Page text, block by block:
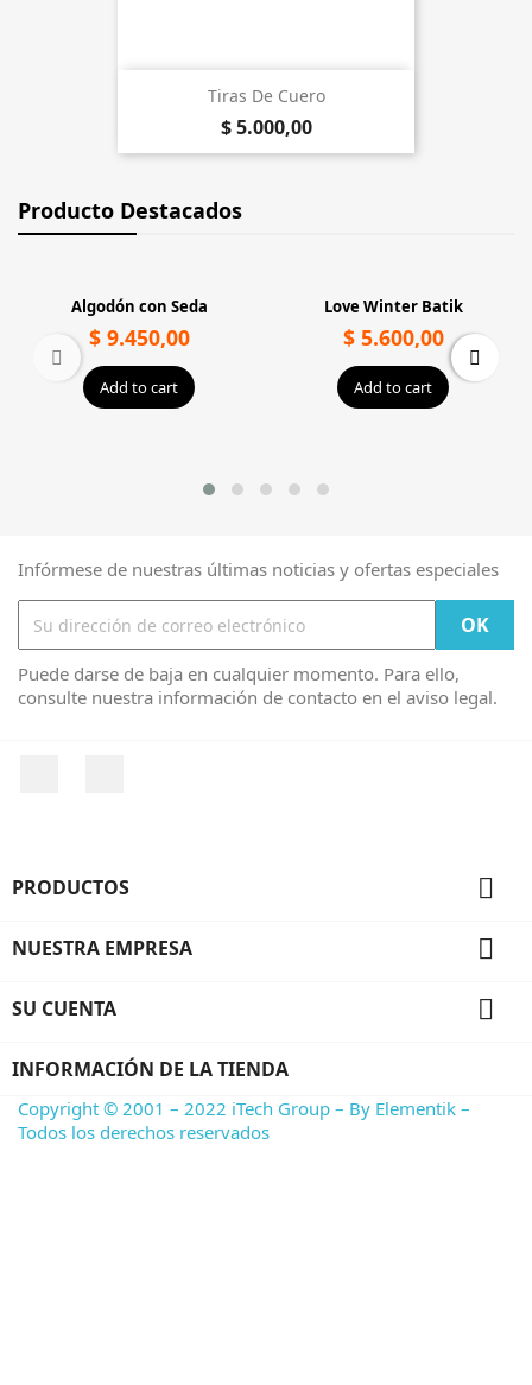
Tiras De Cuero
$ 5.000,00
Producto Destacados
Love Winter Batik
$ 5.600,00
Add to cart
Algodón 8/16 - DECO 16
$ 9.300,00
Add to cart
Infórmese de nuestras últimas noticias y ofertas especiales
Puede darse de baja en cualquier momento. Para ello,
consulte nuestra información de contacto en el aviso legal.
PRODUCTOS 
NUESTRA EMPRESA 
SU CUENTA 
INFORMACIÓN DE LA TIENDA
Copyright © 2001 – 2022 iTech Group – By Elementik –
Todos los derechos reservados